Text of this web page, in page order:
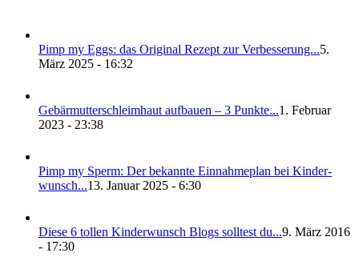
Pimp my Eggs: das Ori­gi­nal Rezept zur Ver­bes­se­rung...5.
März 2025 - 16:32
Gebär­mut­ter­schleim­haut auf­bau­en – 3 Punk­te...1. Februar
2023 - 23:38
Pimp my Sperm: Der bekann­te Ein­nah­me­plan bei Kin­der­
wunsch...13. Januar 2025 - 6:30
Die­se 6 tol­len Kin­der­wunsch Blogs soll­test du...9. März 2016
- 17:30